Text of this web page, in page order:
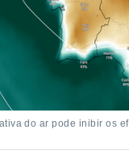
do ar pode inibir os